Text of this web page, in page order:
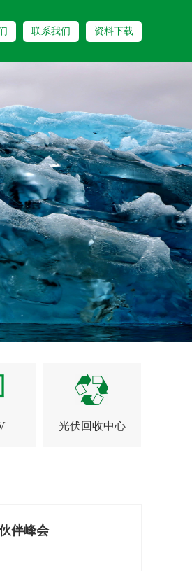
资料下载
联系我们
光伏回收中心
伴峰会